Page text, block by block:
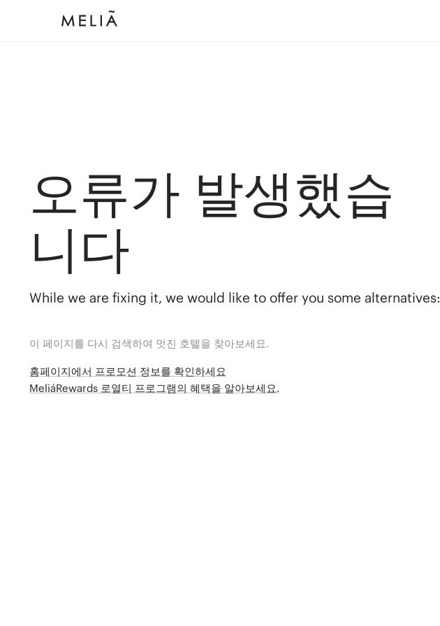
오류가 발생했습
니다
While we are fixing it, we would like to offer you some alternatives:
이 페이지를 다시 검색하여 멋진 호텔을 찾아보세요.
홈페이지에서 프로모션 정보를 확인하세요
MeliáRewards 로열티 프로그램의 혜택을 알아보세요.